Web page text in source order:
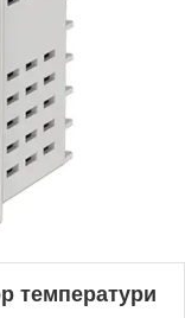
температури